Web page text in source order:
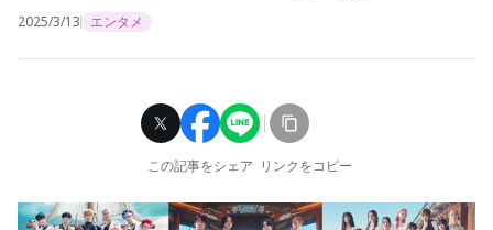
2025/3/13 エンタメ
この記事をシェア リンクをコピー